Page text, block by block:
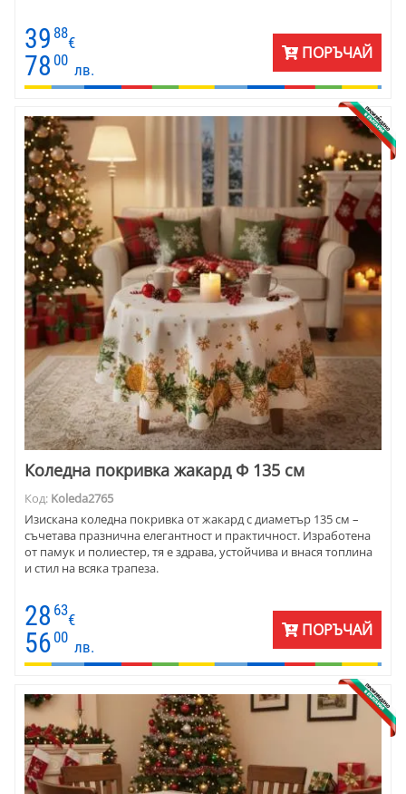
39 88
€
78 00
лв.
ПОРЪЧАЙ
Коледна покривка жакард Ф 135 см
Код: Koleda2765
Изисканa коледна покривка от жакард с диаметър 135 см –
съчетава празнична елегантност и практичност. Изработена
от памук и полиестер, тя е здрава, устойчива и внася топлина
и стил на всяка трапеза.
28 63
€
56 00
лв.
ПОРЪЧАЙ